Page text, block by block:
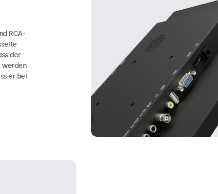
RCA-
der
werden
er bei